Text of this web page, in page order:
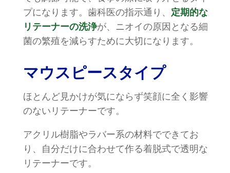
プになります。歯科医の指示通り、 定期的な
リテーナーの洗浄が、ニオイの原因となる細
菌の繁殖を減らすために大切になります。
マウスピースタイプ
ほとんど見かけが気にならず笑顔に全く影響
のないリテーナーです。
アクリル樹脂やラバー系の材料でできてお
り、自分だけに合わせて作る着脱式で透明な
リテーナーです。